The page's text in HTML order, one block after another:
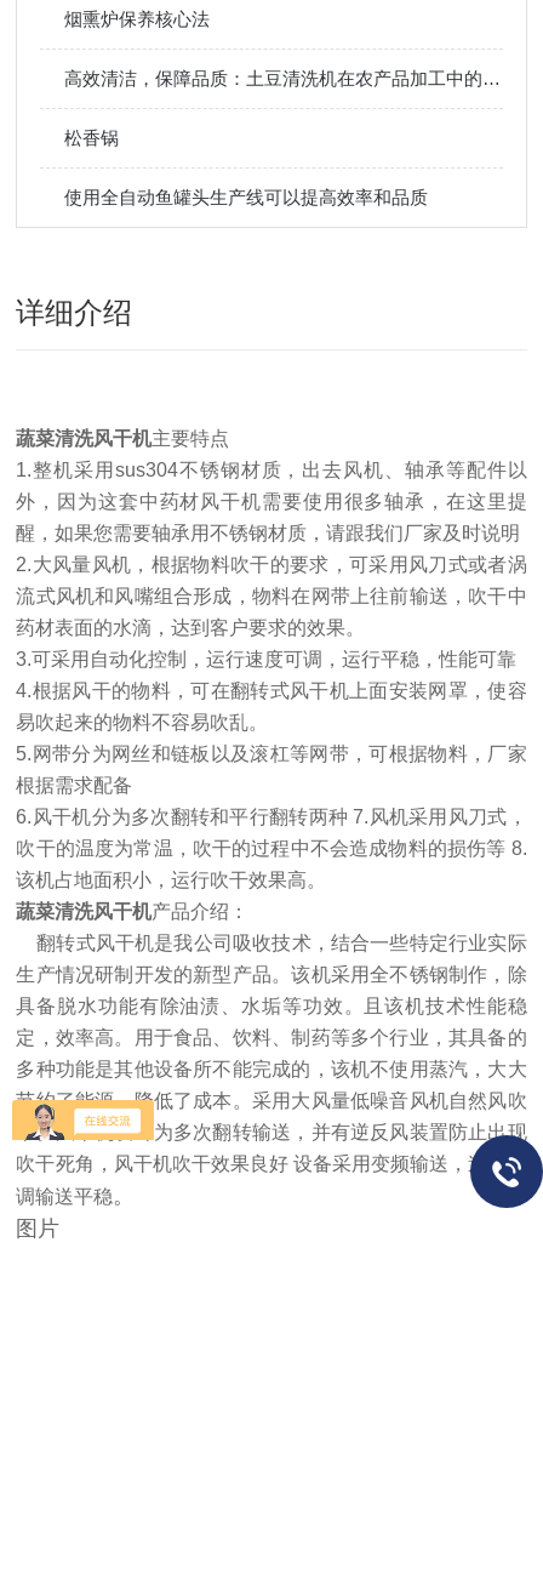
烟熏炉保养核心法
高效清洁，保障品质：土豆清洗机在农产品加工中的重要作用与选型指南
松香锅
使用全自动鱼罐头生产线可以提高效率和品质
详细介绍
蔬菜清洗风干机主要特点
1.整机采用sus304不锈钢材质，出去风机、轴承等配件以
外，因为这套中药材风干机需要使用很多轴承，在这里提
醒，如果您需要轴承用不锈钢材质，请跟我们厂家及时说明
2.大风量风机，根据物料吹干的要求，可采用风刀式或者涡
流式风机和风嘴组合形成，物料在网带上往前输送，吹干中
药材表面的水滴，达到客户要求的效果。
3.可采用自动化控制，运行速度可调，运行平稳，性能可靠
4.根据风干的物料，可在翻转式风干机上面安装网罩，使容
易吹起来的物料不容易吹乱。
5.网带分为网丝和链板以及滚杠等网带，可根据物料，厂家
根据需求配备
6.风干机分为多次翻转和平行翻转两种 7.风机采用风刀式，
吹干的温度为常温，吹干的过程中不会造成物料的损伤等 8.
该机占地面积小，运行吹干效果高。
蔬菜清洗风干机产品介绍：
翻转式风干机是我公司吸收技术，结合一些特定行业实际
生产情况研制开发的新型产品。该机采用全不锈钢制作，除
具备脱水功能有除油渍、水垢等功效。且该机技术性能稳
定，效率高。用于食品、饮料、制药等多个行业，其具备的
多种功能是其他设备所不能完成的，该机不使用蒸汽，大大
节约了能源，降低了成本。采用大风量低噪音风机自然风吹
干。风干机设计为多次翻转输送，并有逆反风装置防止出现
吹干死角，风干机吹干效果良好 设备采用变频输送，速度可
调输送平稳。
图片